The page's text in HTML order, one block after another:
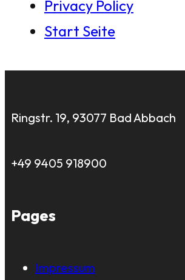
Privacy Policy
Start Seite
Ringstr. 19, 93077 Bad Abbach
+49 9405 918900
Pages
Impressum